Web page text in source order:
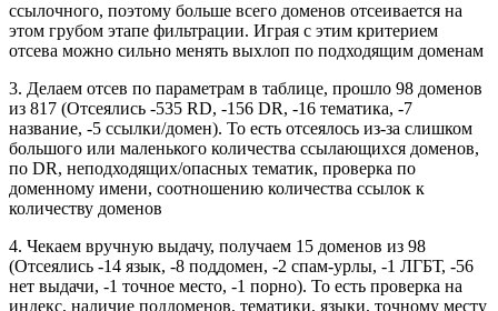
ссылочного, поэтому больше всего доменов отсеивается на
этом грубом этапе фильтрации. Играя с этим критерием
отсева можно сильно менять выхлоп по подходящим доменам
3. Делаем отсев по параметрам в таблице, прошло 98 доменов
из 817 (Отсеялись -535 RD, -156 DR, -16 тематика, -7
название, -5 ссылки/домен). То есть отсеялось из-за слишком
большого или маленького количества ссылающихся доменов,
по DR, неподходящих/опасных тематик, проверка по
доменному имени, соотношению количества ссылок к
количеству доменов
4. Чекаем вручную выдачу, получаем 15 доменов из 98
(Отсеялись -14 язык, -8 поддомен, -2 спам-урлы, -1 ЛГБТ, -56
нет выдачи, -1 точное место, -1 порно). То есть проверка на
индекс, наличие поддоменов, тематики, языки, точному месту